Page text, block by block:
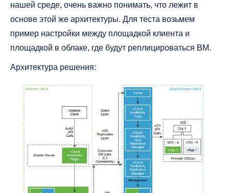
нашей среде, очень важно понимать, что лежит в
основе этой же архитектуры. Для теста возьмем
пример настройки между площадкой клиента и
площадкой в облаке, где будут реплицироваться ВМ.
Архитектура решения: